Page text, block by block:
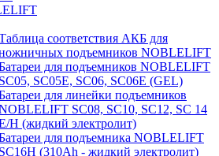
соответствия АКБ для
подъемников NOBLELIFT
для подъемников NOBLELIFT
SC05, SC05E, SC06, SC06E (GEL)
для линейки подъемников
SC08, SC10, SC12, SC 14
H (жидкий электролит)
для подъемника NOBLELIFT
SC16H (310Ah - жидкий электролит)